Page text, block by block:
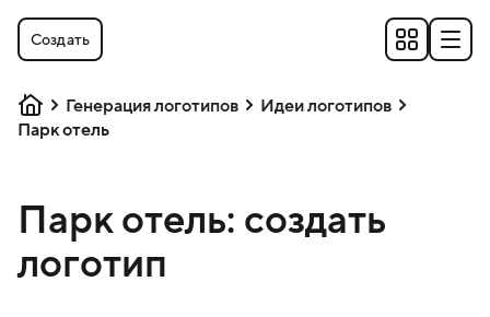
Создать
Генерация логотипов
Идеи логотипов
Парк отель
Парк отель: создать
логотип